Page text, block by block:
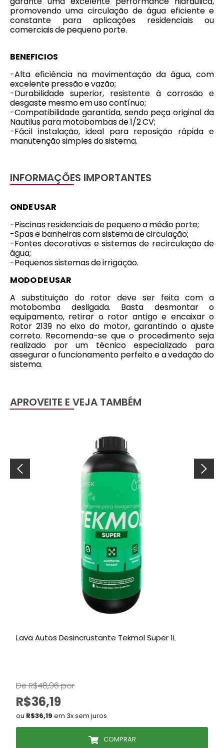
promovendo uma circulação de água eficiente e
constante para aplicações residenciais ou
comerciais de pequeno porte.
BENEFICIOS
-Alta eficiência na movimentação da água, com
excelente pressão e vazão;
-Durabilidade superior, resistente à corrosão e
desgaste mesmo em uso contínuo;
-Compatibilidade garantida, sendo peça original da
Nautilus para motobombas de 1/2 CV;
-Fácil instalação, ideal para reposição rápida e
manutenção simples do sistema.
INFORMAÇÕES IMPORTANTES
ONDE USAR
-Piscinas residenciais de pequeno a médio porte;
-Spas e banheiras com sistema de circulação;
-Fontes decorativas e sistemas de recirculação de
água;
-Pequenos sistemas de irrigação.
MODO DE USAR
A substituição do rotor deve ser feita com a
motobomba desligada. Basta desmontar o
equipamento, retirar o rotor antigo e encaixar o
Rotor 2139 no eixo do motor, garantindo o ajuste
correto. Recomenda-se que o procedimento seja
realizado por um técnico especializado para
assegurar o funcionamento perfeito e a vedação do
sistema.
APROVEITE E VEJA TAMBÉM
Lava Autos Desincrustante Tekmol Super 1L
De R$48,96 por
R$36,19
ou R$36,19 em 3x sem juros
COMPRAR